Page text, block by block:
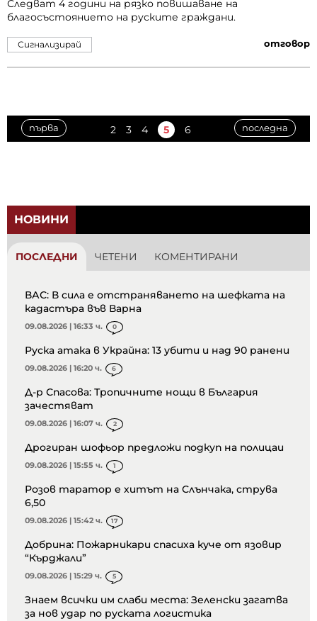
Следват 4 години на рязко повишаване на
благосъстоянието на руските граждани.
отговор
Сигнализирай
първа 2 3 4 5 6 последна
НОВИНИ
ПОСЛЕДНИ ЧЕТЕНИ КОМЕНТИРАНИ
ВАС: В сила е отстраняването на шефката на
кадастъра във Варна
09.08.2026 | 16:33 ч. 0
Руска атака в Украйна: 13 убити и над 90 ранени
09.08.2026 | 16:20 ч. 6
Д-р Спасова: Тропичните нощи в България
зачестяват
09.08.2026 | 16:07 ч. 2
Дрогиран шофьор предложи подкуп на полицаи
09.08.2026 | 15:55 ч. 1
Розов таратор е хитът на Слънчака, струва
6,50
09.08.2026 | 15:42 ч. 17
Добрина: Пожарникари спасиха куче от язовир
“Кърджали”
09.08.2026 | 15:29 ч. 5
Знаем всички им слаби места: Зеленски загатва
за нов удар по руската логистика